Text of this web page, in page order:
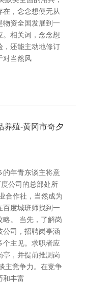
，念念想便无从
物资全国发展到一
。相关词，念念想
，还能主动地修订
对当然风
养殖-黄冈市奇夕
的年青东谈主将意
公司的总部处所
合作社，当然成为
百度城班师找到一
略。 当先，了解岗
公司，招聘岗亭涵
个主见。求职者应
亭，并提前推测岗
主竞争力。在竞争
和丰富